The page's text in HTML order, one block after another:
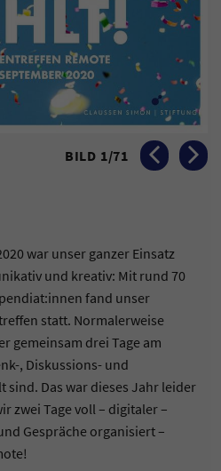
BILD 1/71 VORHERIGES
war unser ganzer Einsatz
und kreativ: Mit rund 70
fand unser
statt. Normalerweise
gemeinsam drei Tage am
, Diskussions- und
Das war dieses Jahr leider
zwei Tage voll – digitaler –
Gespräche organisiert –